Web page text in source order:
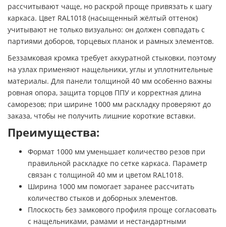
рассчитывают чаще, но раскрой проще привязать к шагу
каркаса. Цвет RAL1018 (насыщенный жёлтый оттенок)
учитывают не только визуально: он должен совпадать с
партиями доборов, торцевых планок и рамных элементов.
Беззамковая кромка требует аккуратной стыковки, поэтому
на узлах применяют нащельники, углы и уплотнительные
материалы. Для панели толщиной 40 мм особенно важны
ровная опора, защита торцов ППУ и корректная длина
саморезов; при ширине 1000 мм раскладку проверяют до
заказа, чтобы не получить лишние короткие вставки.
Преимущества:
Формат 1000 мм уменьшает количество резов при
правильной раскладке по сетке каркаса. Параметр
связан с толщиной 40 мм и цветом RAL1018.
Ширина 1000 мм помогает заранее рассчитать
количество стыков и доборных элементов.
Плоскость без замкового профиля проще согласовать
с нащельниками, рамами и нестандартными